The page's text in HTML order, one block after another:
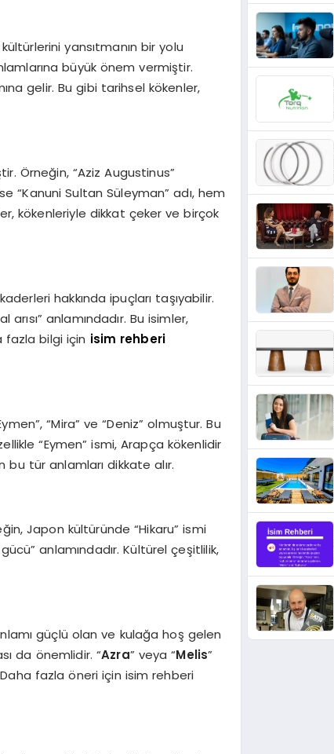
yansıtmanın bir yolu
büyük önem vermiştir.
gelir. Bu gibi tarihsel kökenler,
Örneğin, “Aziz Augustinus”
“Kanuni Sultan Süleyman” adı, hem
kökenleriyle dikkat çeker ve birçok
hakkında ipuçları taşıyabilir.
anlamındadır. Bu isimler,
fazla bilgi için isim rehberi
“Mira” ve “Deniz” olmuştur. Bu
“Eymen” ismi, Arapça kökenlidir
bu tür anlamları dikkate alır.
Japon kültüründe “Hikaru” ismi
gücü” anlamındadır. Kültürel çeşitlilik,
güçlü olan ve kulağa hoş gelen
da önemlidir. “Azra” veya “Melis”
fazla öneri için isim rehberi